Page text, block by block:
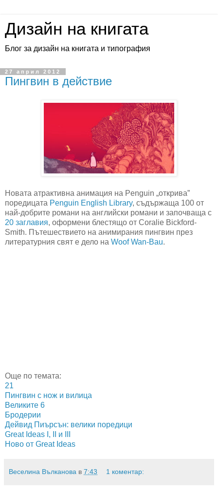
Дизайн на книгата
Блог за дизайн на книгата и типография
27 април 2012
Пингвин в действие
Новата атрактивна анимация на Penguin „открива”
поредицата Penguin English Library, съдържаща 100 от
най-добрите романи на английски романи и започваща с
20 заглавия, оформени блестящо от Coralie Bickford-
Smith. Пътешествието на анимирания пингвин през
литературния свят е дело на Woof Wan-Bau.
Още по темата:
21
Пингвин с нож и вилица
Великите 6
Бродерии
Дейвид Пиърсън: велики поредици
Great Ideas І, ІІ и ІІІ
Ново от Great Ideas
Веселина Вълканова в 7:43 1 коментар: